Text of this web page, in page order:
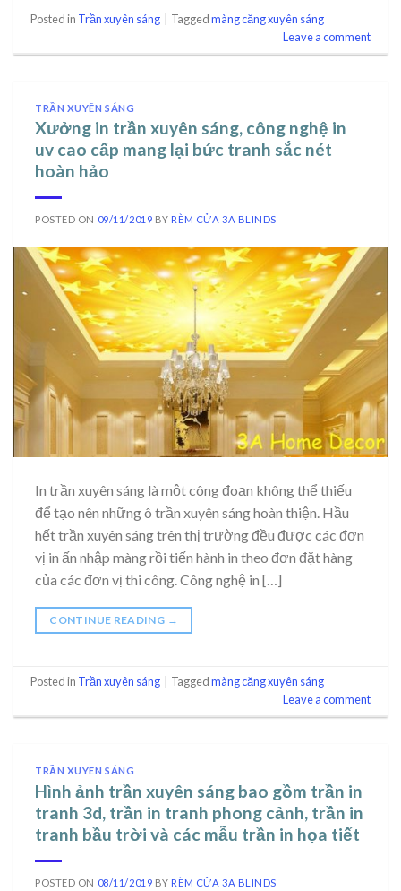
Posted in Trần xuyên sáng Taggedmàng căng xuyên sáng
Leave a comment
TRẦN XUYÊN SÁNG
Xưởng in trần xuyên sáng, công nghệ in
uv cao cấp mang lại bức tranh sắc nét
hoàn hảo
POSTED ON 09/11/2019 BY RÈM CỬA 3A BLINDS
In trần xuyên sáng là một công đoạn không thể thiếu
để tạo nên những ô trần xuyên sáng hoàn thiện. Hầu
hết trần xuyên sáng trên thị trường đều được các đơn
vị in ấn nhập màng rồi tiến hành in theo đơn đặt hàng
của các đơn vị thi công. Công nghệ in […]
CONTINUE READING →
Posted in Trần xuyên sáng Taggedmàng căng xuyên sáng
Leave a comment
TRẦN XUYÊN SÁNG
Hình ảnh trần xuyên sáng bao gồm trần in
tranh 3d, trần in tranh phong cảnh, trần in
tranh bầu trời và các mẫu trần in họa tiết
POSTED ON 08/11/2019 BY RÈM CỬA 3A BLINDS